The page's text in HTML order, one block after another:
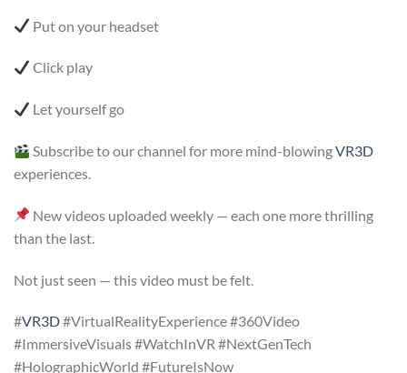
Put on your headset
Click play
Let yourself go
Subscribe to our channel for more mind-blowingVR3D
experiences.
New videos uploaded weekly — each one more thrilling
than the last.
Not just seen — this video must be felt.
#VR3D#VirtualRealityExperience #360Video
#ImmersiveVisuals #WatchInVR #NextGenTech
#HolographicWorld #FutureIsNow